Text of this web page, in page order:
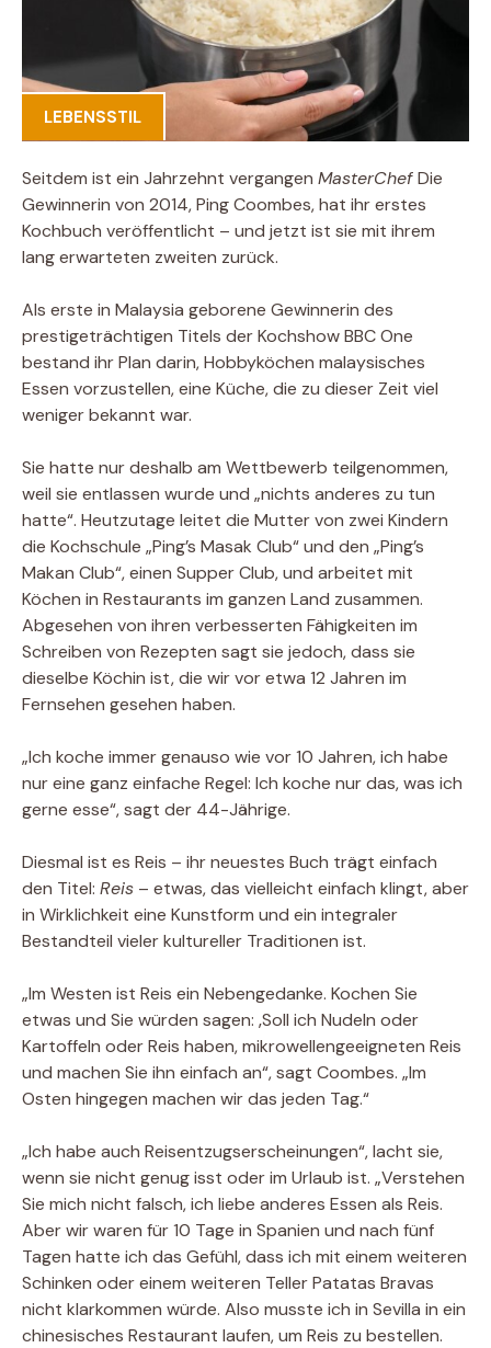
LEBENSSTIL
Seitdem ist ein Jahrzehnt vergangen MasterChefDie
Gewinnerin von 2014, Ping Coombes, hat ihr erstes
Kochbuch veröffentlicht – und jetzt ist sie mit ihrem
lang erwarteten zweiten zurück.
Als erste in Malaysia geborene Gewinnerin des
prestigeträchtigen Titels der Kochshow BBC One
bestand ihr Plan darin, Hobbyköchen malaysisches
Essen vorzustellen, eine Küche, die zu dieser Zeit viel
weniger bekannt war.
Sie hatte nur deshalb am Wettbewerb teilgenommen,
weil sie entlassen wurde und „nichts anderes zu tun
hatte“. Heutzutage leitet die Mutter von zwei Kindern
die Kochschule „Ping’s Masak Club“ und den „Ping’s
Makan Club“, einen Supper Club, und arbeitet mit
Köchen in Restaurants im ganzen Land zusammen.
Abgesehen von ihren verbesserten Fähigkeiten im
Schreiben von Rezepten sagt sie jedoch, dass sie
dieselbe Köchin ist, die wir vor etwa 12 Jahren im
Fernsehen gesehen haben.
„Ich koche immer genauso wie vor 10 Jahren, ich habe
nur eine ganz einfache Regel: Ich koche nur das, was ich
gerne esse“, sagt der 44-Jährige.
Diesmal ist es Reis – ihr neuestes Buch trägt einfach
den Titel: Reis – etwas, das vielleicht einfach klingt, aber
in Wirklichkeit eine Kunstform und ein integraler
Bestandteil vieler kultureller Traditionen ist.
„Im Westen ist Reis ein Nebengedanke. Kochen Sie
etwas und Sie würden sagen: ‚Soll ich Nudeln oder
Kartoffeln oder Reis haben, mikrowellengeeigneten Reis
und machen Sie ihn einfach an“, sagt Coombes. „Im
Osten hingegen machen wir das jeden Tag.“
„Ich habe auch Reisentzugserscheinungen“, lacht sie,
wenn sie nicht genug isst oder im Urlaub ist. „Verstehen
Sie mich nicht falsch, ich liebe anderes Essen als Reis.
Aber wir waren für 10 Tage in Spanien und nach fünf
Tagen hatte ich das Gefühl, dass ich mit einem weiteren
Schinken oder einem weiteren Teller Patatas Bravas
nicht klarkommen würde. Also musste ich in Sevilla in ein
chinesisches Restaurant laufen, um Reis zu bestellen.